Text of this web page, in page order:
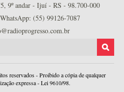
9º andar - Ijuí - RS - 98.700-000
(55) 99126-7087
reservados - Proibido a cópia de qualquer
expressa - Lei 9610/98.